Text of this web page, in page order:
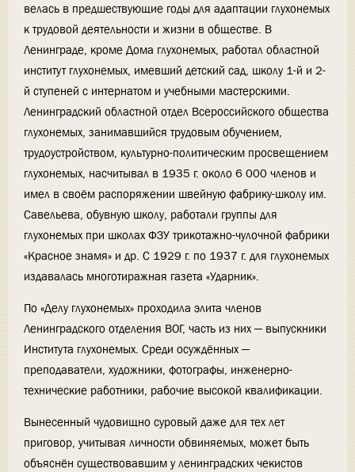
велась в предшествующие годы для адаптации глухонемых
к трудовой деятельности и жизни в обществе. В
Ленинграде, кроме Дома глухонемых, работал областной
институт глухонемых, имевший детский сад, школу 1-й и 2-
й ступеней с интернатом и учебными мастерскими.
Ленинградский областной отдел Всероссийского общества
глухонемых, занимавшийся трудовым обучением,
трудоустройством, культурно-политическим просвещением
глухонемых, насчитывал в 1935 г. около 6 000 членов и
имел в своём распоряжении швейную фабрику-школу им.
Савельева, обувную школу, работали группы для
глухонемых при школах ФЗУ трикотажно-чулочной фабрики
«Красное знамя» и др. С 1929 г. по 1937 г. для глухонемых
издавалась многотиражная газета «Ударник».
По «Делу глухонемых» проходила элита членов
Ленинградского отделения ВОГ, часть из них — выпускники
Института глухонемых. Среди осуждённых —
преподаватели, художники, фотографы, инженерно-
технические работники, рабочие высокой квалификации.
Вынесенный чудовищно суровый даже для тех лет
приговор, учитывая личности обвиняемых, может быть
объяснён существовавшим у ленинградских чекистов